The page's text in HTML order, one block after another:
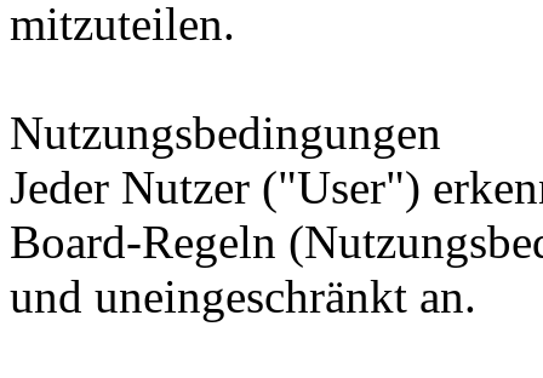
mitzuteilen.
Nutzungsbedingungen
Jeder Nutzer ("User")
Board-Regeln
und uneingeschränkt an.